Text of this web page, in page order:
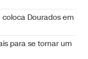
Dourados em
para se tornar um